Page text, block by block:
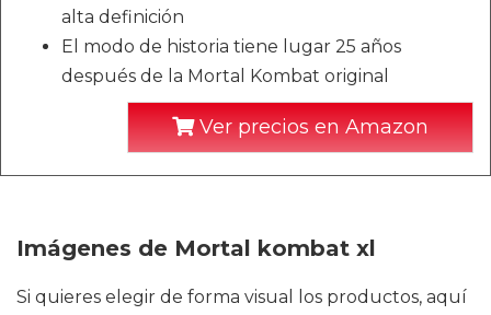
alta definición
El modo de historia tiene lugar 25 años
después de la Mortal Kombat original
Ver precios en Amazon
Imágenes de Mortal kombat xl
Si quieres elegir de forma visual los productos, aquí